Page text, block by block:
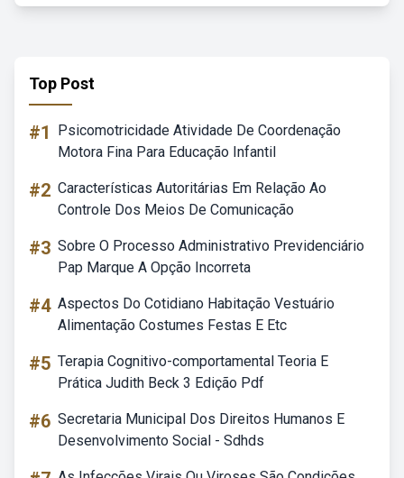
Top Post
#1
Psicomotricidade Atividade De Coordenação
Motora Fina Para Educação Infantil
#2 Características Autoritárias Em Relação Ao
Controle Dos Meios De Comunicação
#3 Sobre O Processo Administrativo Previdenciário
Pap Marque A Opção Incorreta
#4 Aspectos Do Cotidiano Habitação Vestuário
Alimentação Costumes Festas E Etc
#5 Terapia Cognitivo-comportamental Teoria E
Prática Judith Beck 3 Edição Pdf
#6 Secretaria Municipal Dos Direitos Humanos E
Desenvolvimento Social - Sdhds